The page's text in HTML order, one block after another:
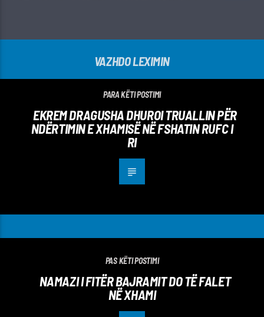
VAZHDO LEXIMIN
PARA KËTI POSTIMI
EKREM DRAGUSHA DHUROI TRUALLIN PËR
NDËRTIMIN E XHAMISË NË FSHATIN RUFC I
RI
PAS KËTI POSTIMI
NAMAZI I FITËR BAJRAMIT DO TË FALET
NË XHAMI